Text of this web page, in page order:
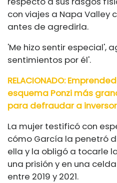
con viajes a Napa Valley
antes de agredirla.
'Me hizo sentir especial',
sentimientos por él'.
RELACIONADO:
esquema Ponzi más
para defraudar a
La mujer testificó con
cómo García la penetró
ella y la obligó a tocarle
una prisión y en una
entre 2019 y 2021.